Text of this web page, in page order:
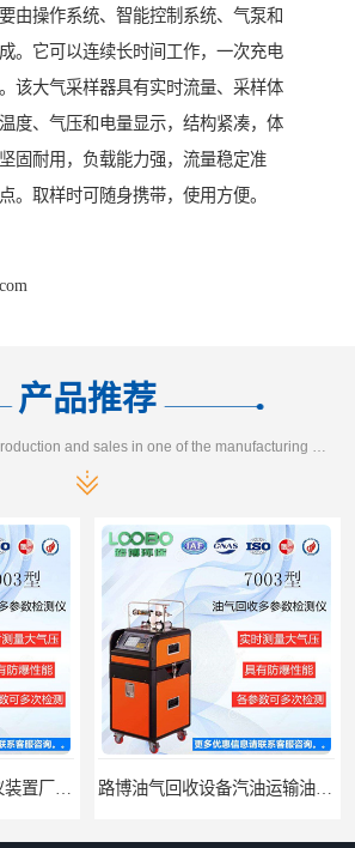
由操作系统、智能控制系统、气泵和
。它可以连续长时间工作，一次充电
该大气采样器具有实时流量、采样体
度、气压和电量显示，结构紧凑，体
固耐用，负载能力强，流量稳定准
。取样时可随身携带，使用方便。
产品推荐
江西全自动水质采样器批发直销